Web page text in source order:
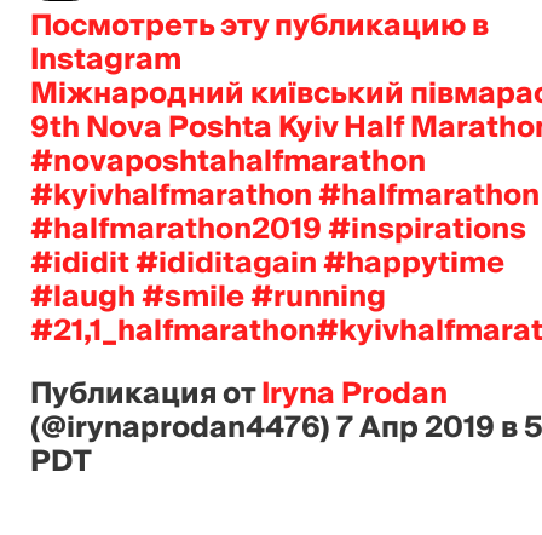
Посмотреть эту публикацию в
Instagram
Міжнародний київський
9th Nova Poshta Kyiv Half
#novaposhtahalfmarathon
#kyivhalfmarathon #halfmarathon
#halfmarathon2019 #inspirations
#ididit #ididitagain #happytime
#laugh #smile #running
Публикация отIryna Prodan
(@irynaprodan4476)7 Апр 2019 в
PDT